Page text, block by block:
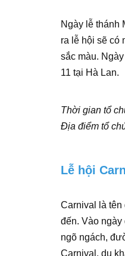
Ngày lễ thánh
ra lễ hội sẽ có
sắc màu.
11 tại Hà Lan.
Thời gian tổ
Địa điểm tổ
Lễ hội
Carnival là tên
đến. Vào
ngõ ngách,
Carnival, du